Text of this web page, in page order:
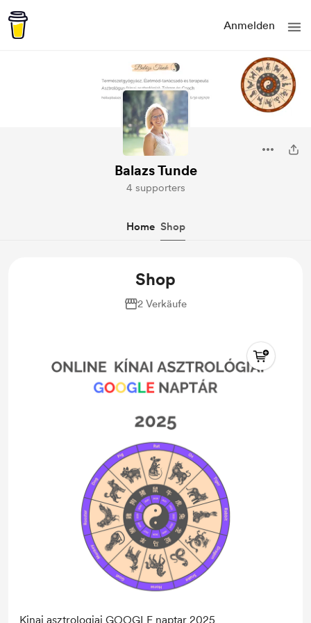
Anmelden
Balazs Tunde
4 supporters
Home Shop
Shop
2 Verkäufe
Kinai asztrologiai GOOGLE naptar 2025